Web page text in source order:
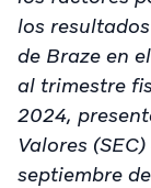
los
de Braze en
al trimestre
2024,
Valores
septiembre